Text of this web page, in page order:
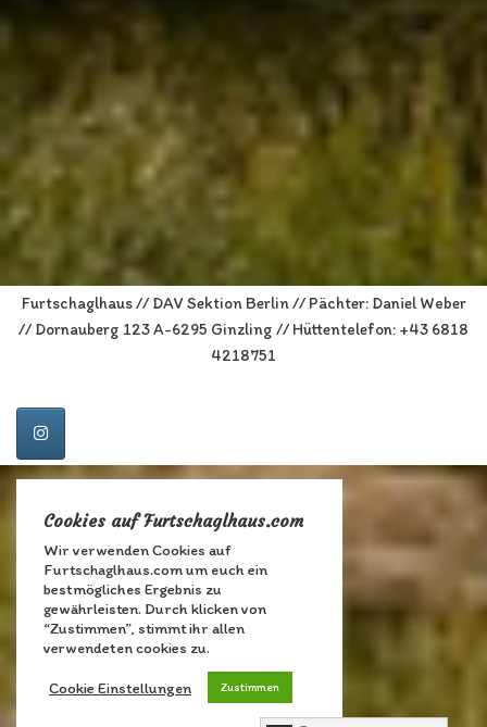
Furtschaglhaus // DAV Sektion Berlin // Pächter: Daniel Weber
// Dornauberg 123 A-6295 Ginzling // Hüttentelefon: +43 6818
4218751
Cookies auf Furtschaglhaus.com
Wir verwenden Cookies auf
Furtschaglhaus.com um euch ein
bestmögliches Ergebnis zu
gewährleisten. Durch klicken von
“Zustimmen”, stimmt ihr allen
verwendeten cookies zu.
Cookie Einstellungen Zustimmen